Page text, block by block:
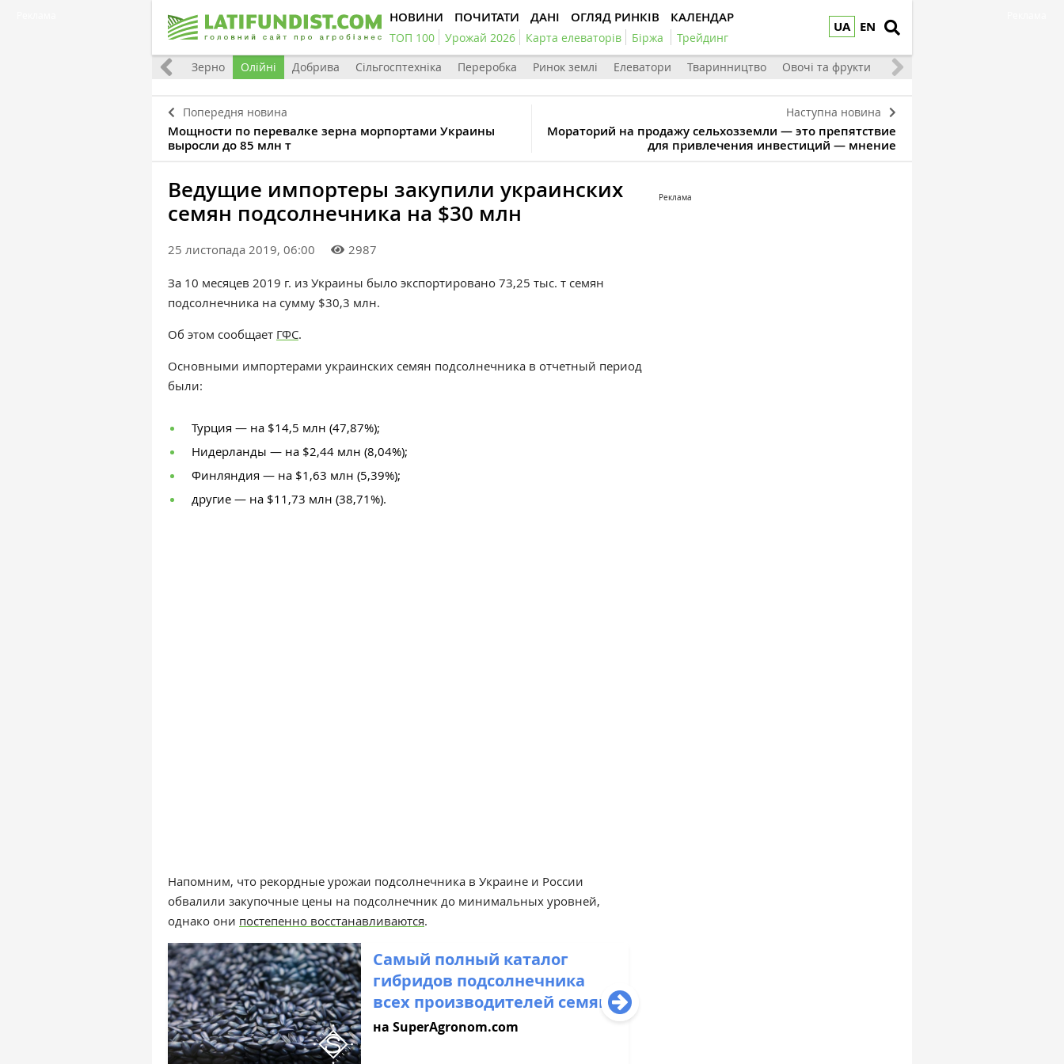
UA EN
НОВИНИ ПОЧИТАТИ ДАНІ ОГЛЯД РИНКІВ КАЛЕНДАР
ТОП 100 Урожай 2026 Карта елеваторів Біржа Трейдинг
Світ Зерно Олійні Добрива Сільгосптехніка Переробка Ринок землі Елеватори Тваринництво Овочі та фрукти
Попередня новина
Мощности по перевалке зерна морпортами Украины
выросли до 85 млн т
Наступна новина
Мораторий на продажу сельхозземли — это препятствие
для привлечения инвестиций — мнение
Ведущие импортеры закупили украинских
семян подсолнечника на $30 млн
25 листопада 2019, 06:00 2987
За 10 месяцев 2019 г. из Украины было экспортировано 73,25 тыс. т семян
подсолнечника на сумму $30,3 млн.
Об этом сообщает ГФС.
Основными импортерами украинских семян подсолнечника в отчетный период
были:
Турция — на $14,5 млн (47,87%);
Нидерланды — на $2,44 млн (8,04%);
Финляндия — на $1,63 млн (5,39%);
другие — на $11,73 млн (38,71%).
Напомним, что рекордные урожаи подсолнечника в Украине и России
обвалили закупочные цены на подсолнечник до минимальных уровней,
однако они постепенно восстанавливаются.
Самый полный каталог
гибридов подсолнечника
всех производителей семян
на SuperAgronom.com
Реклама